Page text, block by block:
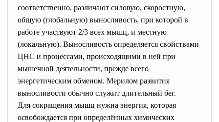
соответственно, различают силовую, скоростную,
общую (глобальную) выносливость, при которой в
работе участвуют 2/3 всех мышц, и местную
(локальную). Выносливость определяется свойствами
ЦНС и процессами, происходящими в ней при
мышечной деятельности, прежде всего
энергетическим обменом. Мерилом развития
выносливости обычно служит длительный бег.
Для сокращения мышц нужна энергия, которая
освобождается при определённых химических